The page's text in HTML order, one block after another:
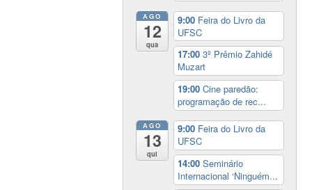
AGO
12
qua
9:00 Feira do Livro da
UFSC
17:003º Prêmio Zahidé
Muzart
19:00Cine paredão:
programação de rec...
AGO
13
qui
9:00 Feira do Livro da
UFSC
14:00Seminário
Internacional ‘Ninguém...